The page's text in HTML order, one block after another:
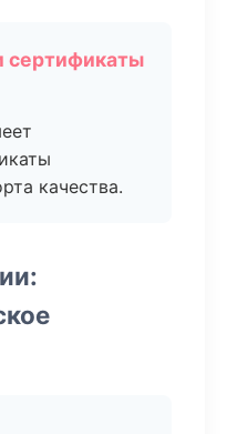
сертификаты
качества.